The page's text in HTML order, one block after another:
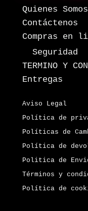
Quienes Somos
Contáctenos
Compras en
Seguridad
TERMINO Y
Entregas
Aviso Legal
Política de
Políticas de
Política de
Politica de
Términos y
Política de